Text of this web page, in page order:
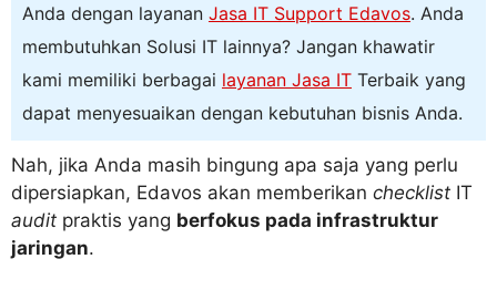
Anda dengan layanan Jasa IT Support Edavos. Anda
membutuhkan Solusi IT lainnya? Jangan khawatir
kami memiliki berbagai layanan Jasa IT Terbaik yang
dapat menyesuaikan dengan kebutuhan bisnis Anda.
Nah, jika Anda masih bingung apa saja yang perlu
dipersiapkan, Edavos akan memberikan checklist IT
audit praktis yang berfokus pada infrastruktur
jaringan.